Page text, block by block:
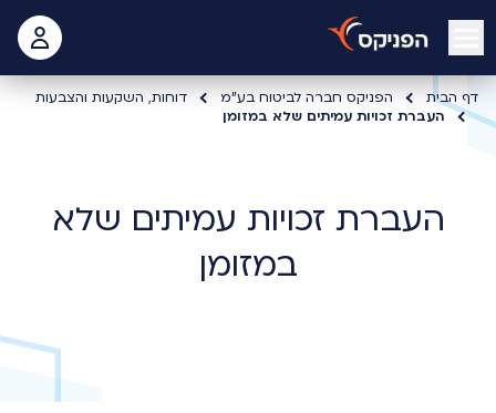
open mobile menu
דף הבית הפניקס חברה לביטוח בע"מ
דוחות, השקעות והצבעות
העברת זכויות עמיתים שלא במזומן
העברת זכויות עמיתים שלא
במזומן